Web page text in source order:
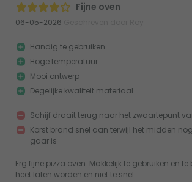
Fijne oven
06-05-2026
Erg fijne pizza oven. Makkelijk te gebruiken en
heet laten worden en niet te snel ...
Handig te gebruiken
Hoge temperatuur
Mooi ontwerp
Degelijke kwaliteit materiaal
Schijf draait terug naar het zwaartepunt
Korst brand snel aan terwijl het midden
gaar is